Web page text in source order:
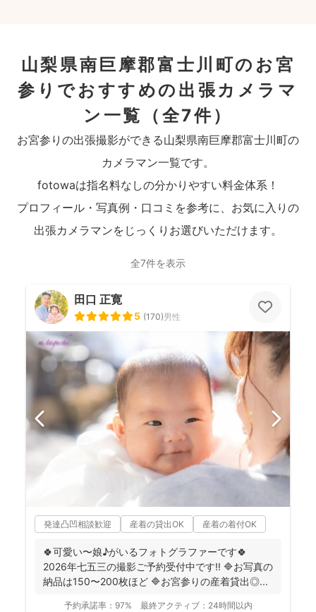
山梨県南巨摩郡富士川町のお宮
参りでおすすめの出張カメラマ
ン一覧
（全7件）
お宮参りの出張撮影ができる山梨県南巨摩郡富士川町の
カメラマン一覧です。
fotowaは指名料なしの分かりやすい料金体系！
プロフィール・写真例・口コミを参考に、お気に入りの
出張カメラマンをじっくりお選びいただけます。
全7件を表示
田口 正寛
5 (170)男性
発達凸凹相談歓迎 産着の貸出OK 産着の着付OK
🍀可愛い〜娘♪がいるフォトグラファーです🍀
2026年七五三の撮影ご予約受付中です‼️ 🔷お写真の
納品は150〜200枚ほど 🔷お宮参りの産着貸出◎...
予約承諾率： 97% 最終アクティブ： 24時間以内